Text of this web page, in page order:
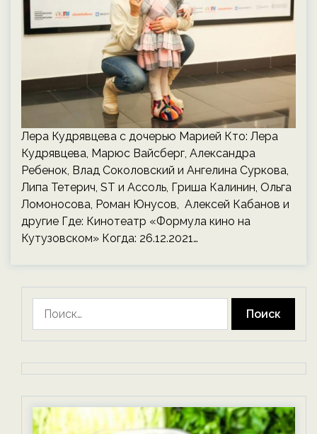
Лера Кудрявцева с дочерью Марией Кто: Лера
Кудрявцева, Марюс Вайсберг, Александра
Ребенок, Влад Соколовский и Ангелина Суркова,
Липа Тетерич, ST и Ассоль, Гриша Калинин, Ольга
Ломоносова, Роман Юнусов, Алексей Кабанов и
другие Где: Кинотеатр «Формула кино на
Кутузовском» Когда: 26.12.2021…